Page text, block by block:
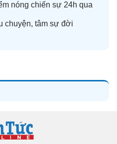
nóng chiến sự 24h qua
chuyện, tâm sự đời